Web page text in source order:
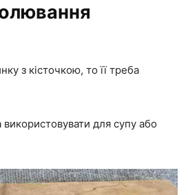
з кісточкою, то її треба
для супу або